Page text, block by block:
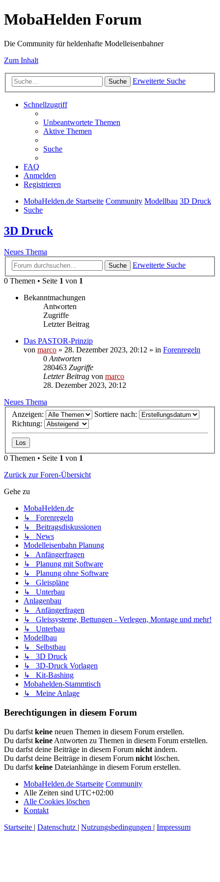
MobaHelden Forum
Die Community für heldenhafte Modelleisenbahner
Zum Inhalt
Suche Erweiterte Suche
Schnellzugriff
Unbeantwortete Themen
Aktive Themen
Suche
FAQ
Anmelden
Registrieren
MobaHelden.de Startseite Community Modellbau 3D Druck
Suche
3D Druck
Neues Thema
Suche
Erweiterte Suche
0 Themen • Seite 1 von 1
Bekanntmachungen
Antworten
Zugriffe
Letzter Beitrag
Das PASTOR-Prinzip
von marco » 28. Dezember 2023, 20:12 » in Forenregeln
0 Antworten
280463 Zugriffe
Letzter Beitrag von marco
28. Dezember 2023, 20:12
Neues Thema
Anzeigen:
Sortiere nach:
Richtung:
0 Themen • Seite 1 von 1
Zurück zur Foren-Übersicht
Gehe zu
MobaHelden.de
↳ Forenregeln
↳ Beitragsdiskussionen
↳ News
Modelleisenbahn Planung
↳ Anfängerfragen
↳ Planung mit Software
↳ Planung ohne Software
↳ Gleispläne
↳ Unterbau
Anlagenbau
↳ Anfängerfragen
↳ Gleissysteme, Bettungen - Verlegen, Montage und mehr!
↳ Unterbau
Modellbau
↳ Selbstbau
↳ 3D Druck
↳ 3D-Druck Vorlagen
↳ Kit-Bashing
Mobahelden-Stammtisch
↳ Meine Anlage
Berechtigungen in diesem Forum
Du darfst keine neuen Themen in diesem Forum erstellen.
Du darfst keine Antworten zu Themen in diesem Forum erstellen.
Du darfst deine Beiträge in diesem Forum nicht ändern.
Du darfst deine Beiträge in diesem Forum nicht löschen.
Du darfst keine Dateianhänge in diesem Forum erstellen.
MobaHelden.de Startseite Community
Alle Zeiten sind UTC+02:00
Alle Cookies löschen
Kontakt
Startseite | Datenschutz | Nutzungsbedingungen | Impressum